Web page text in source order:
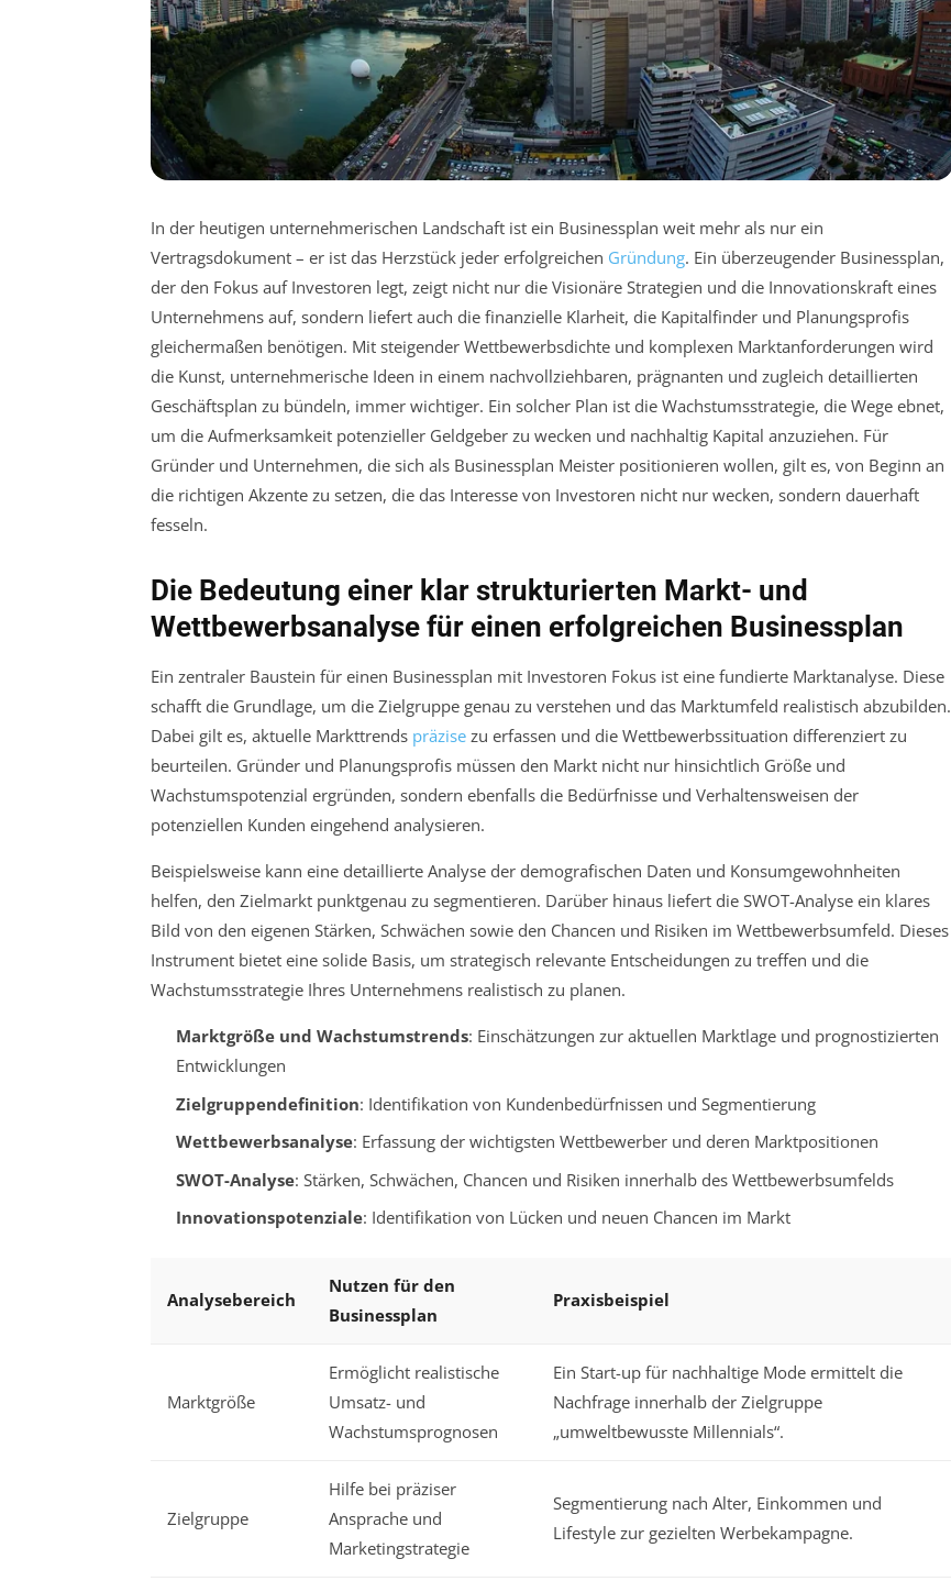
In der heutigen unternehmerischen Landschaft ist ein Businessplan weit mehr als nur ein
Vertragsdokument – er ist das Herzstück jeder erfolgreichen Gründung. Ein überzeugender Businessplan,
der den Fokus auf Investoren legt, zeigt nicht nur die Visionäre Strategien und die Innovationskraft eines
Unternehmens auf, sondern liefert auch die finanzielle Klarheit, die Kapitalfinder und Planungsprofis
gleichermaßen benötigen. Mit steigender Wettbewerbsdichte und komplexen Marktanforderungen wird
die Kunst, unternehmerische Ideen in einem nachvollziehbaren, prägnanten und zugleich detaillierten
Geschäftsplan zu bündeln, immer wichtiger. Ein solcher Plan ist die Wachstumsstrategie, die Wege ebnet,
um die Aufmerksamkeit potenzieller Geldgeber zu wecken und nachhaltig Kapital anzuziehen. Für
Gründer und Unternehmen, die sich als Businessplan Meister positionieren wollen, gilt es, von Beginn an
die richtigen Akzente zu setzen, die das Interesse von Investoren nicht nur wecken, sondern dauerhaft
fesseln.
Die Bedeutung einer klar strukturierten Markt- und
Wettbewerbsanalyse für einen erfolgreichen Businessplan
Ein zentraler Baustein für einen Businessplan mit Investoren Fokus ist eine fundierte Marktanalyse. Diese
schafft die Grundlage, um die Zielgruppe genau zu verstehen und das Marktumfeld realistisch abzubilden.
Dabei gilt es, aktuelle Markttrends präzise zu erfassen und die Wettbewerbssituation differenziert zu
beurteilen. Gründer und Planungsprofis müssen den Markt nicht nur hinsichtlich Größe und
Wachstumspotenzial ergründen, sondern ebenfalls die Bedürfnisse und Verhaltensweisen der
potenziellen Kunden eingehend analysieren.
Beispielsweise kann eine detaillierte Analyse der demografischen Daten und Konsumgewohnheiten
helfen, den Zielmarkt punktgenau zu segmentieren. Darüber hinaus liefert die SWOT-Analyse ein klares
Bild von den eigenen Stärken, Schwächen sowie den Chancen und Risiken im Wettbewerbsumfeld. Dieses
Instrument bietet eine solide Basis, um strategisch relevante Entscheidungen zu treffen und die
Wachstumsstrategie Ihres Unternehmens realistisch zu planen.
Marktgröße und Wachstumstrends: Einschätzungen zur aktuellen Marktlage und prognostizierten
Entwicklungen
Zielgruppendefinition: Identifikation von Kundenbedürfnissen und Segmentierung
Wettbewerbsanalyse: Erfassung der wichtigsten Wettbewerber und deren Marktpositionen
SWOT-Analyse: Stärken, Schwächen, Chancen und Risiken innerhalb des Wettbewerbsumfelds
Innovationspotenziale: Identifikation von Lücken und neuen Chancen im Markt
Analysebereich
Nutzen für den
Businessplan
Praxisbeispiel
Marktgröße
Ermöglicht realistische
Umsatz- und
Wachstumsprognosen
Ein Start-up für nachhaltige Mode ermittelt die
Nachfrage innerhalb der Zielgruppe
„umweltbewusste Millennials“.
Zielgruppe
Hilfe bei präziser
Ansprache und
Marketingstrategie
Segmentierung nach Alter, Einkommen und
Lifestyle zur gezielten Werbekampagne.